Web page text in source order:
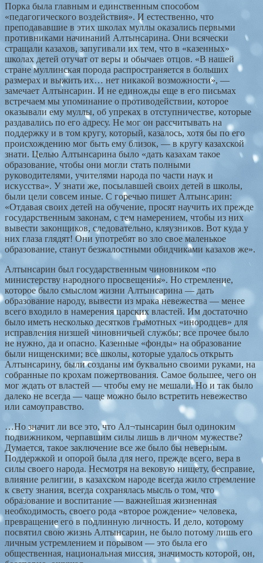
Порка была главным и единственным способом
«педагогического воздействия». И естественно, что
преподававшие в этих школах муллы оказались первыми
противниками начинаний Алтынсарина. Они всячески
стращали казахов, запугивали их тем, что в «казенных»
школах детей отучат от веры и обычаев отцов. «В нашей
стране муллинская порода распространяется в больших
размерах и выжить их… нет никакой возможности», —
замечает Алтынсарин. И не единожды еще в его письмах
встречаем мы упоминание о противодействии, которое
оказывали ему муллы, об упреках в отступничестве, которые
раздавались по его адресу. Не мог он рассчитывать на
поддержку и в том кругу, который, казалось, хотя бы по его
происхождению мог быть ему близок, — в кругу казахской
знати. Целью Алтынсарина было «дать казахам такое
образование, чтобы они могли стать полными
руководителями, учителями народа по части наук и
искусства». У знати же, посылавшей своих детей в школы,
были цели совсем иные. С горечью пишет Алтынсарин:
«Отдавая своих детей на обучение, просят научить их прежде
государственным законам, с тем намерением, чтобы из них
вывести законщиков, следовательно, кляузников. Вот куда у
них глаза глядят! Они употребят во зло свое маленькое
образование, станут безжалостными обидчиками казахов же».
Алтынсарин был государственным чиновником «по
министерству народного просвещения». Но стремление,
которое было смыслом жизни Алтынсарина — дать
образование народу, вывести из мрака невежества — менее
всего входило в намерения царских властей. Им достаточно
было иметь несколько десятков грамотных «инородцев» для
исправления низшей чиновничьей службы; все прочее было
не нужно, да и опасно. Казенные «фонды» на образование
были нищенскими; все школы, которые удалось открыть
Алтынсарину, были созданы им буквально своими руками, на
собранные по крохам пожертвования. Самое большее, чего он
мог ждать от властей — чтобы ему не мешали. Но и так было
далеко не всегда — чаще можно было встретить невежество
или самоуправство.
…Но значит ли все это, что Ал¬тынсарин был одиноким
подвижником, черпавшим силы лишь в личном мужестве?
Думается, такое заключение все же было бы неверным.
Поддержкой и опорой была для него, прежде всего, вера в
силы своего народа. Несмотря на вековую нищету, бесправие,
влияние религии, в казахском народе всегда жило стремление
к свету знания, всегда сохранялась мысль о том, что
образование и воспитание — важнейшая жизненная
необходимость, своего рода «второе рождение» человека,
превращение его в подлинную личность. И дело, которому
посвятил свою жизнь Алтынсарин, не было потому лишь его
личным устремлением и порывом — это была его
общественная, национальная миссия, значимость которой, он,